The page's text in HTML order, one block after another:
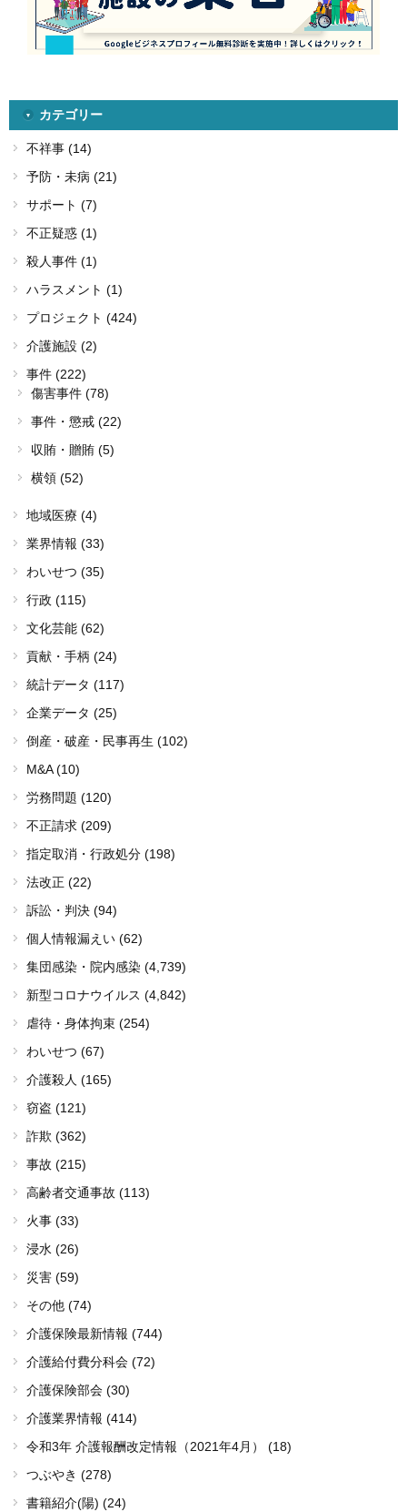
カテゴリー
不祥事 (14)
予防・未病 (21)
サポート (7)
不正疑惑 (1)
殺人事件 (1)
ハラスメント (1)
プロジェクト (424)
介護施設 (2)
事件 (222)
傷害事件 (78)
事件・懲戒 (22)
収賄・贈賄 (5)
横領 (52)
地域医療 (4)
業界情報 (33)
わいせつ (35)
行政 (115)
文化芸能 (62)
貢献・手柄 (24)
統計データ (117)
企業データ (25)
倒産・破産・民事再生 (102)
M&A (10)
労務問題 (120)
不正請求 (209)
指定取消・行政処分 (198)
法改正 (22)
訴訟・判決 (94)
個人情報漏えい (62)
集団感染・院内感染 (4,739)
新型コロナウイルス (4,842)
虐待・身体拘束 (254)
わいせつ (67)
介護殺人 (165)
窃盗 (121)
詐欺 (362)
事故 (215)
高齢者交通事故 (113)
火事 (33)
浸水 (26)
災害 (59)
その他 (74)
介護保険最新情報 (744)
介護給付費分科会 (72)
介護保険部会 (30)
介護業界情報 (414)
令和3年 介護報酬改定情報（2021年4月） (18)
つぶやき (278)
書籍紹介(陽) (24)